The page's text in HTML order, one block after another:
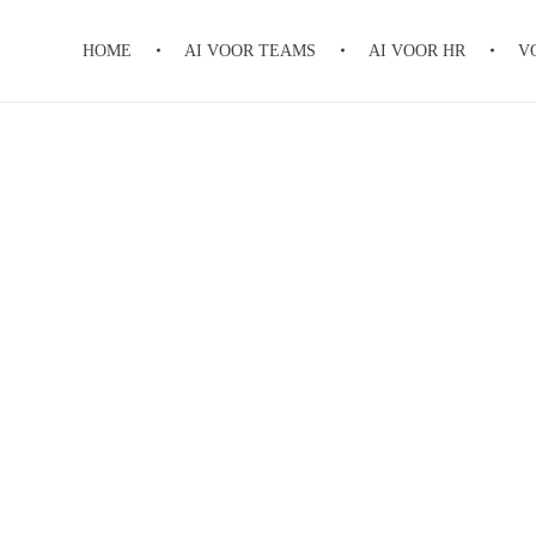
HOME AI VOOR TEAMS AI VOOR HR